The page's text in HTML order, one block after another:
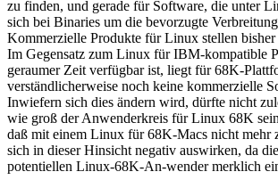
zu finden, und gerade für Software, die unter
sich bei Binaries um die bevorzugte
Kommerzielle Produkte für Linux stellen bisher
Im Gegensatz zum Linux für IBM-kompatible
geraumer Zeit verfügbar ist, liegt für 68K-
verständlicherweise noch keine kommerzielle
Inwiefern sich dies ändern wird, dürfte nicht
wie groß der Anwenderkreis für Linux 68K
daß mit einem Linux für 68K-Macs nicht mehr
sich in dieser Hinsicht negativ auswirken, da
potentiellen Linux-68K-An-wender merklich